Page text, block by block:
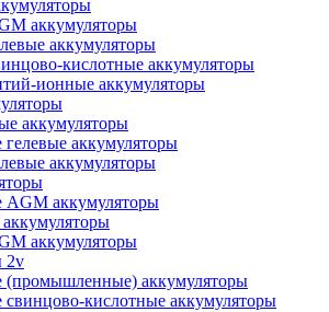
аккумуляторы
аккумуляторы
кислотные аккумуляторы
ионные аккумуляторы
аккумуляторы
аккумуляторы
аккумуляторы
AGM аккумуляторы
аккумуляторы
2v
(промышленные) аккумуляторы
кислотные аккумуляторы